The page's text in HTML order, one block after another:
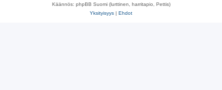
Käännös: phpBB Suomi (lurttinen, harritapio, Pettis)
Yksityisyys | Ehdot